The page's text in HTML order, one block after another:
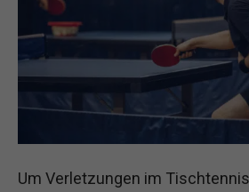
Um Verletzungen im